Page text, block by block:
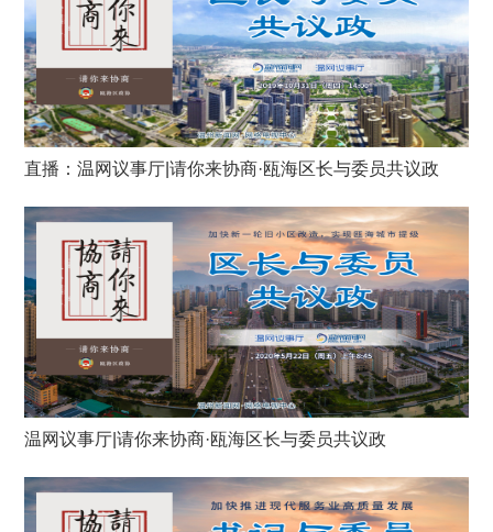
直播：温网议事厅|请你来协商·瓯海区长与委员共议政
温网议事厅|请你来协商·瓯海区长与委员共议政